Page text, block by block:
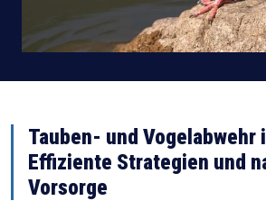
Tauben- und Vogelabwehr
Effiziente Strategien und
Vorsorge